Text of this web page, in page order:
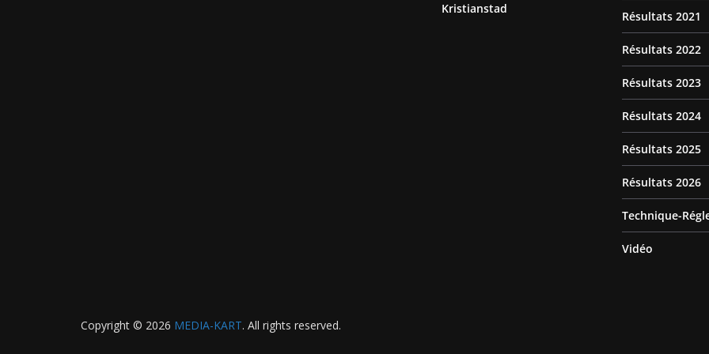
Kristianstad
Résultats 2021
Résultats 2022
Résultats 2023
Résultats 2024
Résultats 2025
Résultats 2026
Technique-
Vidéo
Copyright © 2026 MEDIA-KART. All rights reserved.